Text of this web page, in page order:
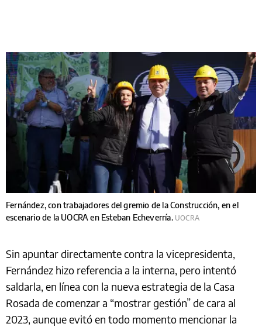
Fernández, con trabajadores del gremio de la Construcción, en el
escenario de la UOCRA en Esteban Echeverría. UOCRA
Sin apuntar directamente contra la vicepresidenta,
Fernández hizo referencia a la interna, pero intentó
saldarla, en línea con la nueva estrategia de la Casa
Rosada de comenzar a “mostrar gestión” de cara al
2023, aunque evitó en todo momento mencionar la